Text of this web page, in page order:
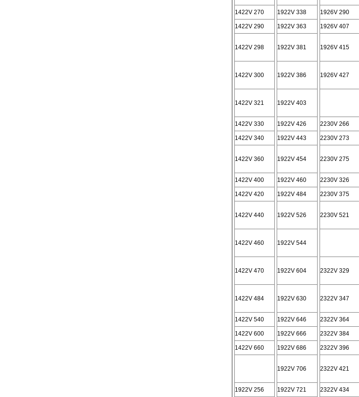
1422V 270 1922V 338 1926V 290
1422V 290 1922V 363 1926V 407
1422V 298 1922V 381 1926V 415
1422V 300 1922V 386 1926V 427
1422V 321 1922V 403
1422V 330 1922V 426 2230V 266
1422V 340 1922V 443 2230V 273
1422V 360 1922V 454 2230V 275
1422V 400 1922V 460 2230V 326
1422V 420 1922V 484 2230V 375
1422V 440 1922V 526 2230V 521
1422V 460 1922V 544
1422V 470 1922V 604 2322V 329
1422V 484 1922V 630 2322V 347
1422V 540 1922V 646 2322V 364
1422V 600 1922V 666 2322V 384
1422V 660 1922V 686 2322V 396
1922V 706 2322V 421
1922V 256 1922V 721 2322V 434